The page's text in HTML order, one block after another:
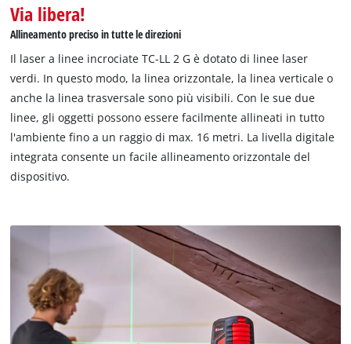
Via libera!
Allineamento preciso in tutte le direzioni
Il laser a linee incrociate TC-LL 2 G è dotato di linee laser
verdi. In questo modo, la linea orizzontale, la linea verticale o
anche la linea trasversale sono più visibili. Con le sue due
linee, gli oggetti possono essere facilmente allineati in tutto
l'ambiente fino a un raggio di max. 16 metri. La livella digitale
integrata consente un facile allineamento orizzontale del
dispositivo.